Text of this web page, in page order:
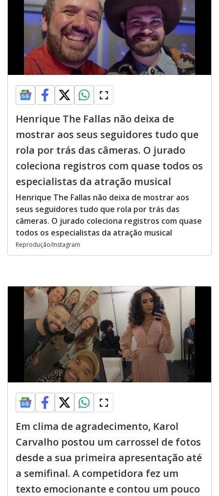
Henrique The Fallas não deixa de
mostrar aos seus seguidores tudo que
rola por trás das câmeras. O jurado
coleciona registros com quase todos os
especialistas da atração musical
Henrique The Fallas não deixa de mostrar aos
seus seguidores tudo que rola por trás das
câmeras. O jurado coleciona registros com quase
todos os especialistas da atração musical
Reprodução/Instagram
Em clima de agradecimento, Karol
Carvalho postou um carrossel de fotos
desde a sua primeira apresentação até
a semifinal. A competidora fez um
texto emocionante e contou um pouco